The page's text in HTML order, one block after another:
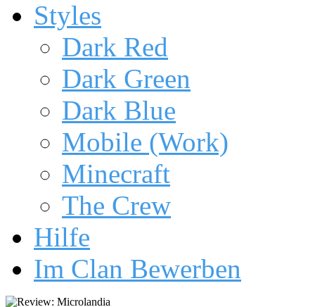
Styles
Dark Red
Dark Green
Dark Blue
Mobile (Work)
Minecraft
The Crew
Hilfe
Im Clan Bewerben